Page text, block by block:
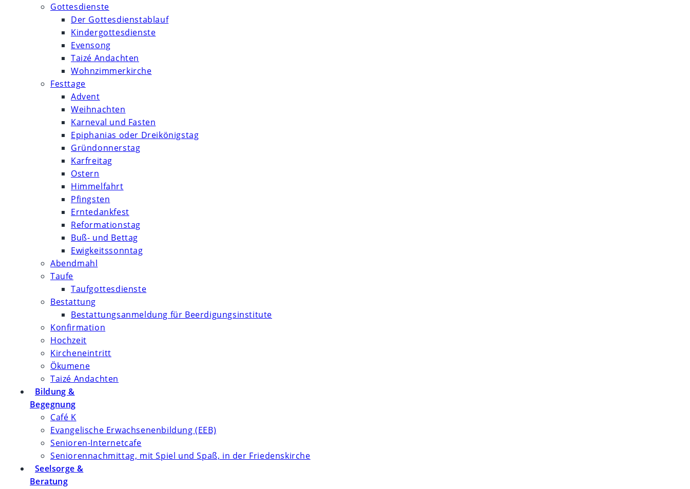
Gottesdienste
Der Gottesdienstablauf
Kindergottesdienste
Evensong
Taizé Andachten
Wohnzimmerkirche
Festtage
Advent
Weihnachten
Karneval und Fasten
Epiphanias oder Dreikönigstag
Gründonnerstag
Karfreitag
Ostern
Himmelfahrt
Pfingsten
Erntedankfest
Reformationstag
Buß- und Bettag
Ewigkeitssonntag
Abendmahl
Taufe
Taufgottesdienste
Bestattung
Bestattungsanmeldung für Beerdigungsinstitute
Konfirmation
Hochzeit
Kircheneintritt
Ökumene
Taizé Andachten
Bildung &
Begegnung
Café K
Evangelische Erwachsenenbildung (EEB)
Senioren-Internetcafe
Seniorennachmittag, mit Spiel und Spaß, in der Friedenskirche
Seelsorge &
Beratung